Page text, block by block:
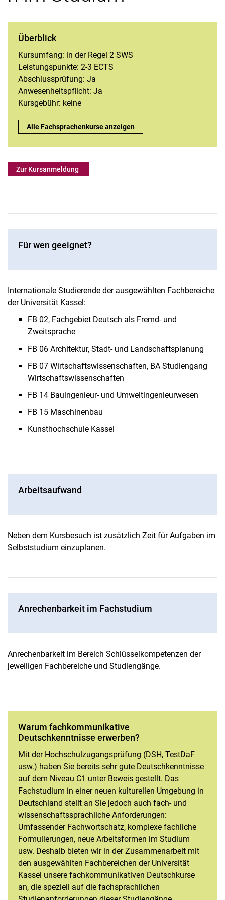
Fachsprache im Studium
Kompetenzen für den Studienerfolg
Promote Your Career
Überblick
Kursumfang: in der Regel 2 SWS
Leistungspunkte: 2-3 ECTS
Abschlussprüfung: Ja
Anwesenheitspflicht: Ja
Kursgebühr: keine
Überblick:
Alle Fachsprachenkurse anzeigen
Zur Kursanmeldung
Für wen geeignet?
Internationale Studierende der ausgewählten Fachbereiche
der Universität Kassel:
FB 02, Fachgebiet Deutsch als Fremd- und
Zweitsprache
FB 06 Architektur, Stadt- und Landschaftsplanung
FB 07 Wirtschaftswissenschaften, BA Studiengang
Wirtschaftswissenschaften
FB 14 Bauingenieur- und Umweltingenieurwesen
FB 15 Maschinenbau
Kunsthochschule Kassel
Arbeitsaufwand
Neben dem Kursbesuch ist zusätzlich Zeit für Aufgaben im
Selbststudium einzuplanen.
Anrechenbarkeit im Fachstudium
Anrechenbarkeit im Bereich Schlüsselkompetenzen der
jeweiligen Fachbereiche und Studiengänge.
Warum fachkommunikative
Deutschkenntnisse erwerben?
Mit der Hochschulzugangsprüfung (DSH, TestDaF
usw.) haben Sie bereits sehr gute Deutschkenntnisse
auf dem Niveau C1 unter Beweis gestellt. Das
Fachstudium in einer neuen kulturellen Umgebung in
Deutschland stellt an Sie jedoch auch fach- und
wissenschaftssprachliche Anforderungen:
Umfassender Fachwortschatz, komplexe fachliche
Formulierungen, neue Arbeitsformen im Studium
usw. Deshalb bieten wir in der Zusammenarbeit mit
den ausgewählten Fachbereichen der Universität
Kassel unsere fachkommunikativen Deutschkurse
an, die speziell auf die fachsprachlichen